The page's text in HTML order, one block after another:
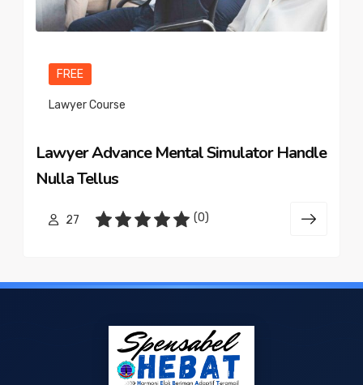
FREE
Lawyer Course
Lawyer Advance Mental Simulator Handle
Nulla Tellus
27 (0)